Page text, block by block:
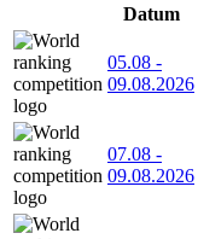
Datum
05.08 -
09.08.2026
07.08 -
09.08.2026